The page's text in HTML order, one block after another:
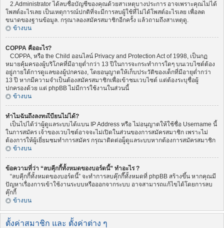
2.Administrator ได้ลบชื่อบัญชีของคุณด้วยสาเหตุบางประการ อาจเพราะคุณไม่ได้
โพสต์อะไรเลย เป็นเหตุการณ์ปกติที่จะมีการลบผู้ใช้ที่ไม่ได้โพสต์อะไรเลย เพื่อลด
ขนาดของฐานข้อมูล. กรุณาลองสมัครสมาชิกอีกครั้ง แล้วถามถึงสาเหตุดู.
ข้างบน
COPPA คืออะไร?
COPPA, หรือ the Child ออนไลน์ Privacy and Protection Act of 1998, เป็นกฏ
หมายคุ้มครองผู้บริโภคที่มีอายุต่ำกว่า 13 ปีในการจะกระทำการใดๆ บนเวบไซต์ต้อง
อยู่ภายใต้การดูแลของผู้ปกครอง, โดยอนุญาตให้เก็บประวัติของเด็กที่มีอายุต่ำกว่า
13 ปี หากมีความจำเป็นต้องสมัครสมาชิกเพื่อเข้าชมเวบไซต์ แต่ต้องระบุชื่อผู้
ปกครองด้วย แต่ phpBB ไม่มีการใช้งานในส่วนนี้
ข้างบน
ทำไมฉันถึงลงทะเีบียนไม่ได้?
เป็นไปได้ว่าผู้ดูแลระบบได้แบน IP Address หรือ ไม่อนุญาตให้ใช้ชื่อ Username นี้
ในการสมัคร เจ้าของเวบไซต์อาจจะไม่เปิดในส่วนของการสมัครสมาชิก เพราะไม่
ต้องการให้ผู้เยี่ยมชมทำการสมัคร กรุณาติดต่อผู็ดูแลระบบหากต้องการสมัครสมาชิก
ข้างบน
ข้อความที่ว่า “ลบคุีกกี้ทั้งหมดของบอร์ดนี้” ทำอะไร ?
“ลบคุีกกี้ทั้งหมดของบอร์ดนี้” จะทำการลบคุ๊กกี๊ทั้งหมดที่ phpBB สร้างขึ้น หากคุณมี
ปัญหาเรื่องการเข้าใช้งานระบบหรือออกจากระบบ อาจสามารถแก้ไขได้โดยการลบ
คุ๊กกี้
ข้างบน
ตั้งค่าสมาชิก และ ตั้งค่าต่าง ๆ